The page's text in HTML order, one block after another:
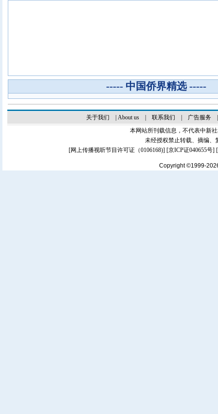
----- 中国侨界精选 -----
关于我们 About us| 联系我们 广告服务
本网站所刊载信息，不代表中新
未经授权禁止转载、摘编、
[网上传播视听节目许可证（0106168)] [京ICP证040655号]
Copyright ©1999-